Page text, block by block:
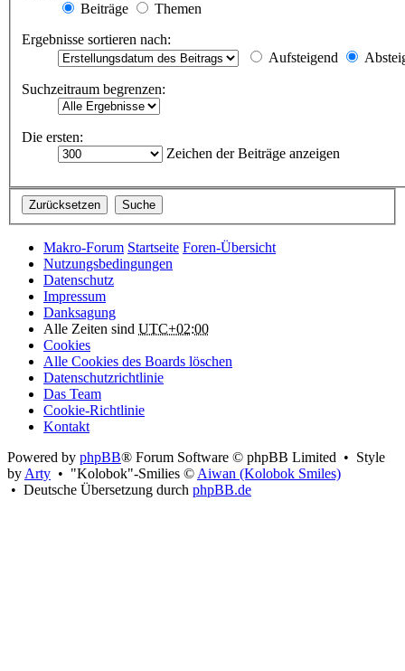
Beiträge
Themen
Ergebnisse sortieren nach:
Aufsteigend
Suchzeitraum begrenzen:
Die ersten:
Zeichen der Beiträge anzeigen
Makro-Forum Startseite Foren-Übersicht
Nutzungsbedingungen
Datenschutz
Impressum
Danksagung
Alle Zeiten sind UTC+02:00
Cookies
Alle Cookies des Boards löschen
Datenschutzrichtlinie
Das Team
Cookie-Richtlinie
Kontakt
Powered by phpBB® Forum Software © phpBB Limited • Style
by Arty • "Kolobok"-Smilies © Aiwan (Kolobok Smiles)
• Deutsche Übersetzung durch phpBB.de